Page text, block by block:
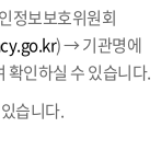
정보보호위원회
) → 기관명에
확인하실 수 있습니다.
습니다.